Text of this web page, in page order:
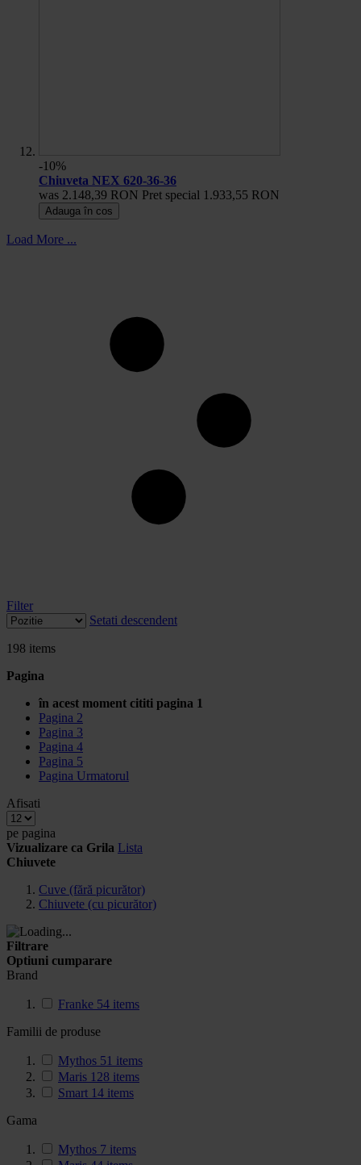
-10%
Chiuveta NEX 620-36-36
was 2.148,39 RON Pret special 1.933,55 RON
Adauga în cos
Load More ...
Filter
Setati descendent
198 items
Pagina
în acest moment cititi pagina 1
Pagina 2
Pagina 3
Pagina 4
Pagina 5
Pagina Urmatorul
Afisati
pe pagina
Vizualizare ca Grila Lista
Chiuvete
Cuve (fără picurător)
Chiuvete (cu picurător)
Filtrare
Optiuni cumparare
Brand
Franke 54 items
Familii de produse
Mythos 51 items
Maris 128 items
Smart 14 items
Gama
Mythos 7 items